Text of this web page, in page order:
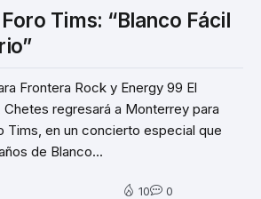
Tims: “Blanco Fácil
Frontera Rock y Energy 99 El
regresará a Monterrey para
Tims, en un concierto especial que
de Blanco...
10 0